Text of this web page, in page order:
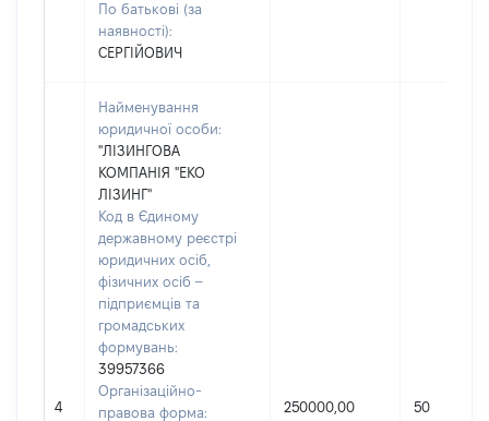
По батькові (за
наявності):
СЕРГІЙОВИЧ
4
Найменування
юридичної особи:
"ЛІЗИНГОВА
КОМПАНІЯ "ЕКО
ЛІЗИНГ"
Код в Єдиному
державному реєстрі
юридичних осіб,
фізичних осіб –
підприємців та
громадських
формувань:
39957366
Організаційно-
правова форма:
250000,00 50